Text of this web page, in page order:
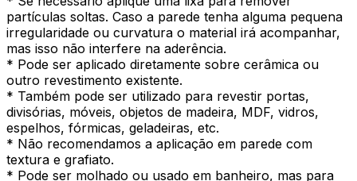
partículas soltas. Caso a parede tenha alguma pequena
irregularidade ou curvatura o material irá acompanhar,
mas isso não interfere na aderência.
* Pode ser aplicado diretamente sobre cerâmica ou
outro revestimento existente.
* Também pode ser utilizado para revestir portas,
divisórias, móveis, objetos de madeira, MDF, vidros,
espelhos, fórmicas, geladeiras, etc.
* Não recomendamos a aplicação em parede com
textura e grafiato.
* Pode ser molhado ou usado em banheiro, mas para